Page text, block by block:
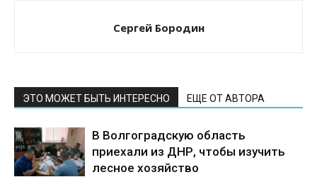
Сергей Бородин
ЭТО МОЖЕТ БЫТЬ ИНТЕРЕСНО ЕЩЕ ОТ АВТОРА
В Волгоградскую область
приехали из ДНР, чтобы изучить
лесное хозяйство